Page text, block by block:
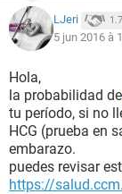
LJeri
5 jun 2016 à
Hola,
la probabilidad de
tu período, si no
HCG (prueba en
embarazo.
puedes revisar
https://